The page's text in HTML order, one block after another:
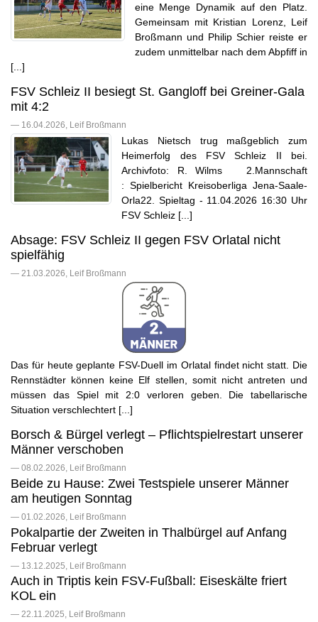
eine Menge Dynamik auf den Platz.
Gemeinsam mit Kristian Lorenz, Leif
Broßmann und Philip Schier reiste er
zudem unmittelbar nach dem Abpfiff in
[...]
FSV Schleiz II besiegt St. Gangloff bei Greiner-Gala
mit 4:2
— 16.04.2026, Leif Broßmann
Lukas Nietsch trug maßgeblich zum
Heimerfolg des FSV Schleiz II bei.
Archivfoto: R. Wilms 2.Mannschaft
: Spielbericht Kreisoberliga Jena-Saale-
Orla22. Spieltag - 11.04.2026 16:30 Uhr
FSV Schleiz [...]
Absage: FSV Schleiz II gegen FSV Orlatal nicht
spielfähig
— 21.03.2026, Leif Broßmann
Das für heute geplante FSV-Duell im Orlatal findet nicht statt. Die
Rennstädter können keine Elf stellen, somit nicht antreten und
müssen das Spiel mit 2:0 verloren geben. Die tabellarische
Situation verschlechtert [...]
Borsch & Bürgel verlegt – Pflichtspielrestart unserer
Männer verschoben
— 08.02.2026, Leif Broßmann
Beide zu Hause: Zwei Testspiele unserer Männer
am heutigen Sonntag
— 01.02.2026, Leif Broßmann
Pokalpartie der Zweiten in Thalbürgel auf Anfang
Februar verlegt
— 13.12.2025, Leif Broßmann
Auch in Triptis kein FSV-Fußball: Eiseskälte friert
KOL ein
— 22.11.2025, Leif Broßmann